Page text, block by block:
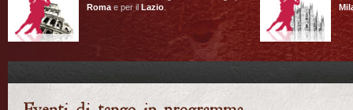
Roma e per il Lazio